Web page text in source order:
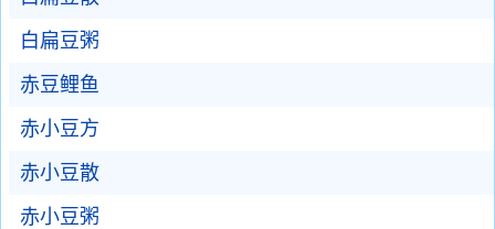
白扁豆粥
赤豆鲤鱼
赤小豆方
赤小豆散
赤小豆粥